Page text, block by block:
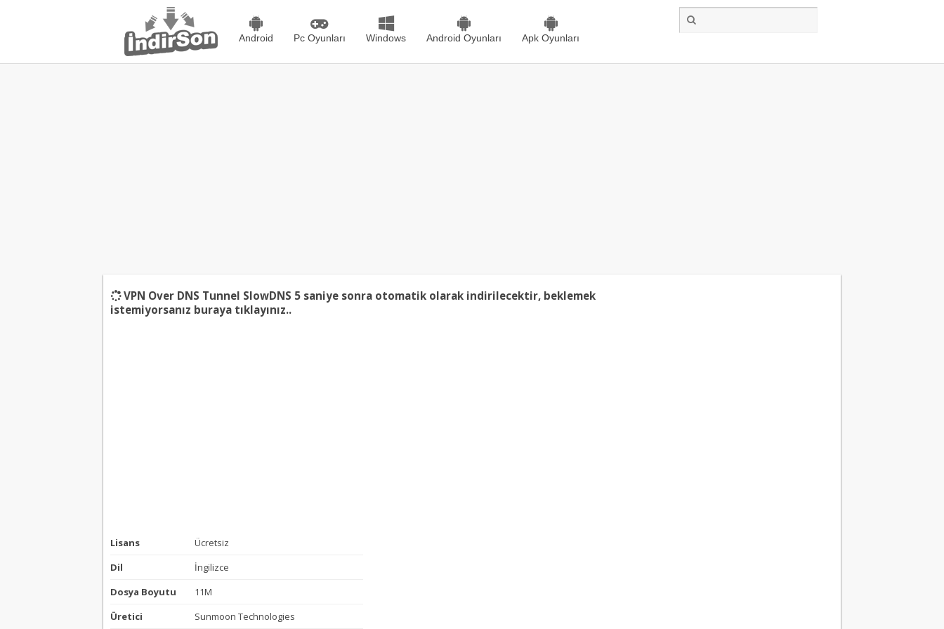
Android Pc Oyunları Windows Android Oyunları Apk Oyunları
VPN Over DNS Tunnel SlowDNS 5 saniye sonra otomatik olarak indirilecektir, beklemek
istemiyorsanız buraya tıklayınız..
Lisans
Ücretsiz
Dil
İngilizce
Dosya Boyutu
11M
Üretici
Sunmoon Technologies